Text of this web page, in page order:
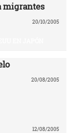
migrantes
20/10/2005
20/08/2005
12/08/2005